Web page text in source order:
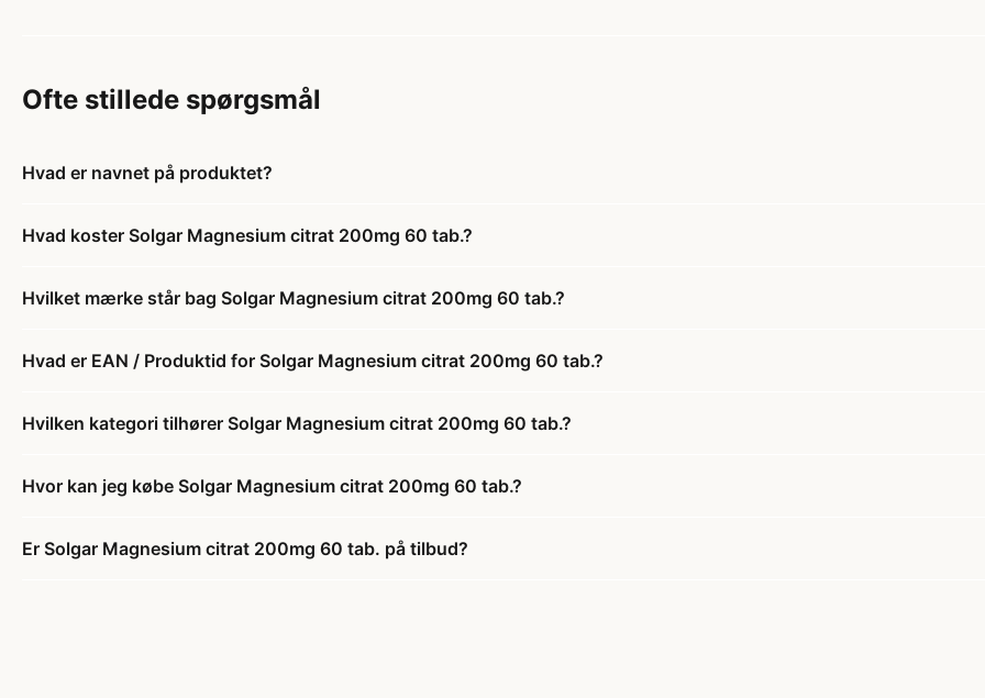
Ofte stillede spørgsmål
Hvad er navnet på produktet?
Hvad koster Solgar Magnesium citrat 200mg 60 tab.?
Hvilket mærke står bag Solgar Magnesium citrat 200mg 60 tab.?
Hvad er EAN / Produktid for Solgar Magnesium citrat 200mg 60 tab.?
Hvilken kategori tilhører Solgar Magnesium citrat 200mg 60 tab.?
Hvor kan jeg købe Solgar Magnesium citrat 200mg 60 tab.?
Er Solgar Magnesium citrat 200mg 60 tab. på tilbud?